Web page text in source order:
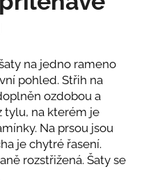
na jedno rameno
pohled. Střih na
ozdobou a
tylu, na kterém je
Na prsou jsou
je chytré řasení.
rozstřižená. Šaty se